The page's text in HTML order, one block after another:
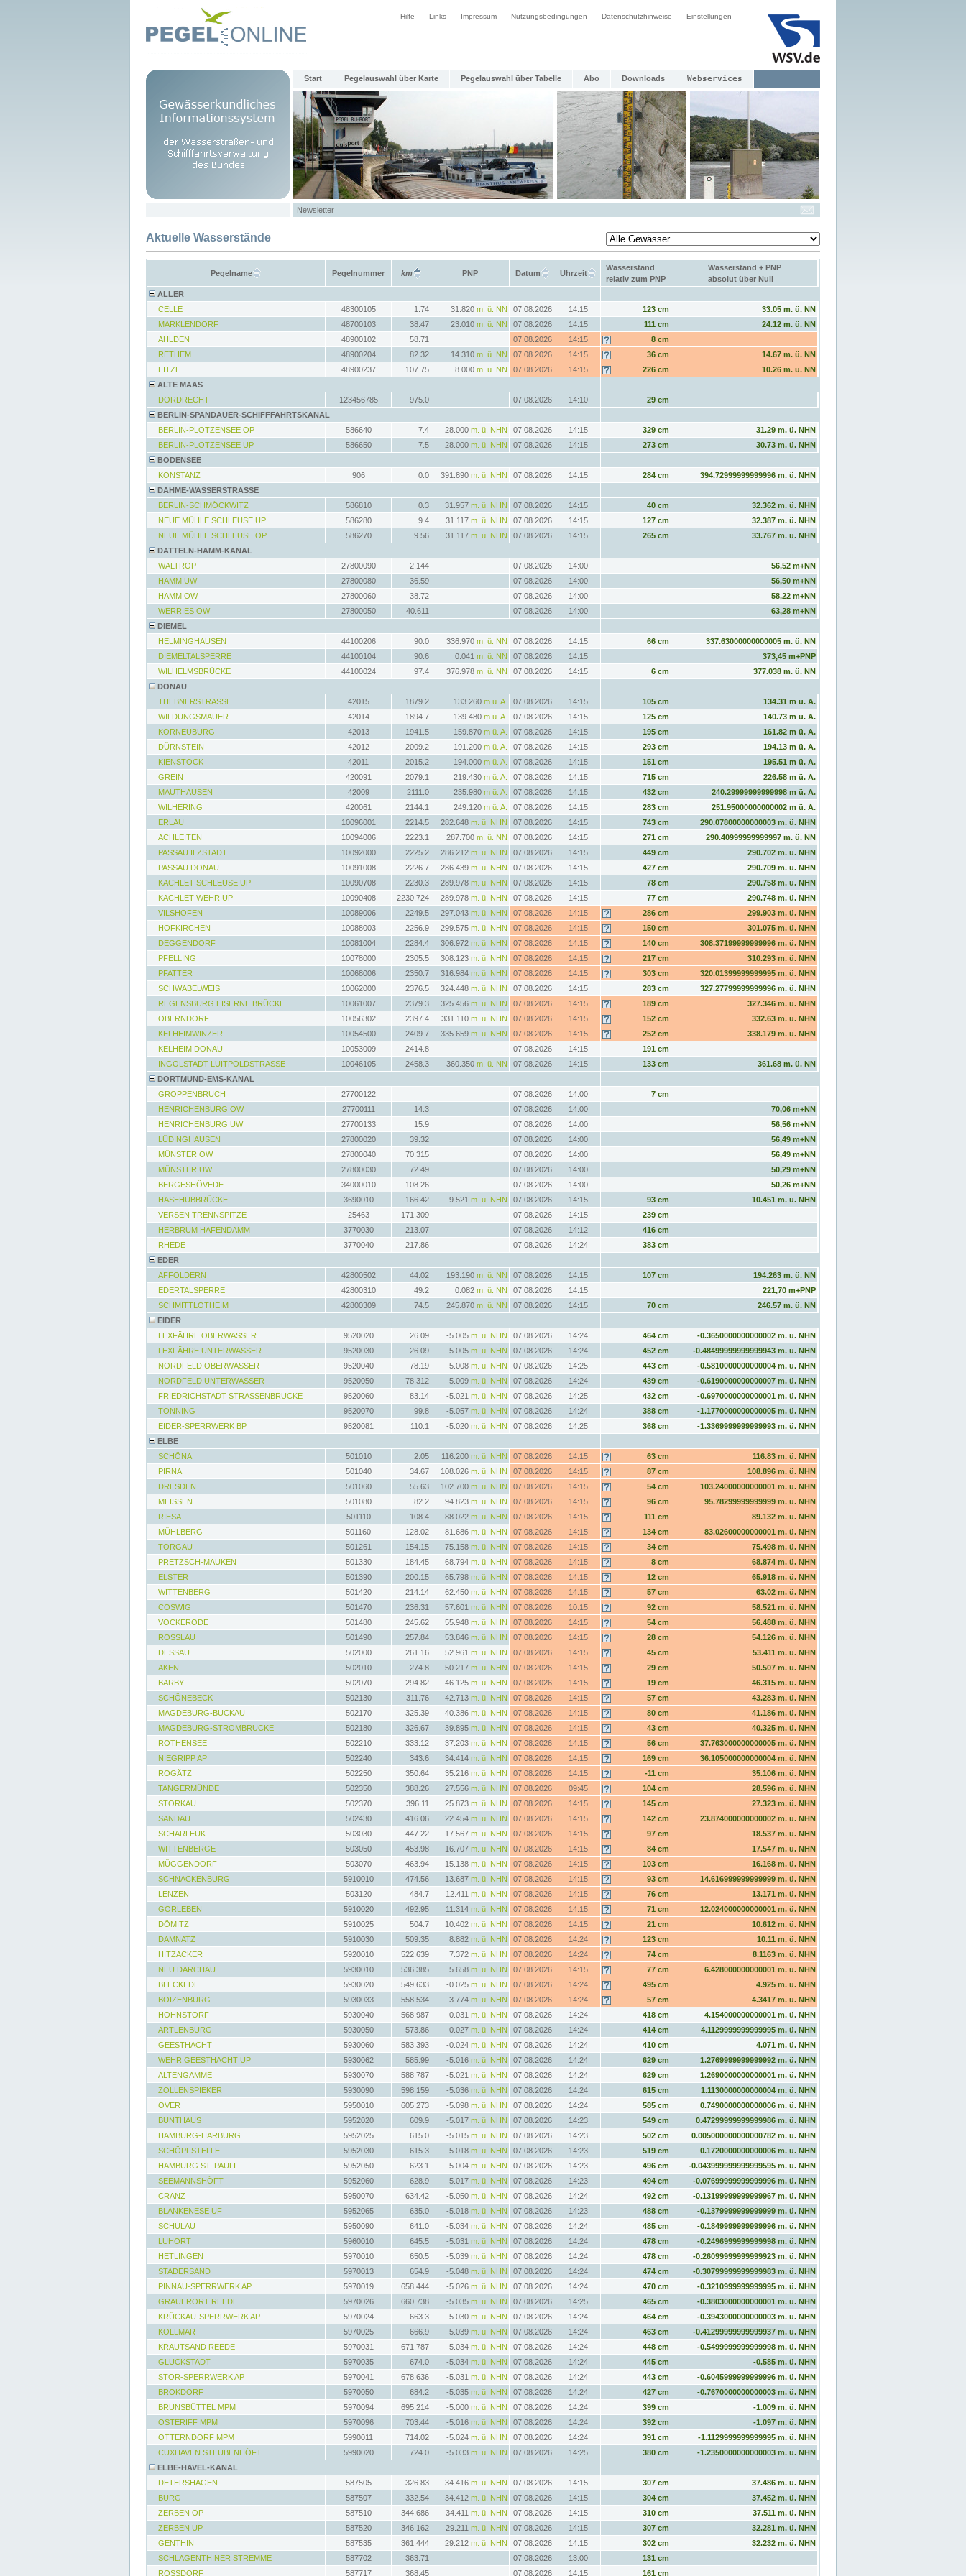
Hilfe Links Impressum Nutzungsbedingungen Datenschutzhinweise Einstellungen
Start Pegelauswahl über Karte Pegelauswahl über Tabelle Abo Downloads Webservices
Newsletter
Aktuelle Wasserstände
Pegelname Pegelnummer km PNP Datum Uhrzeit
Wasserstand
relativ zum PNP
Wasserstand + PNP
absolut über Null
ALLER
CELLE
48300105 1.74 31.820 m. ü. NN 07.08.2026 14:15 123 cm
33.05 m. ü. NN
MARKLENDORF
48700103 38.47 23.010 m. ü. NN 07.08.2026 14:15 111 cm
24.12 m. ü. NN
AHLDEN
48900102 58.71 07.08.2026 14:15
8 cm
RETHEM
48900204 82.32 14.310 m. ü. NN 07.08.2026 14:15 36 cm
14.67 m. ü. NN
EITZE
48900237 107.75 8.000 m. ü. NN 07.08.2026 14:15 226 cm
10.26 m. ü. NN
ALTE MAAS
DORDRECHT
123456785 975.0 07.08.2026 14:10
29 cm
BERLIN-SPANDAUER-SCHIFFFAHRTSKANAL
BERLIN-PLÖTZENSEE OP
586640 7.4 28.000 m. ü. NHN 07.08.2026 14:15 329 cm
31.29 m. ü. NHN
BERLIN-PLÖTZENSEE UP
586650 7.5 28.000 m. ü. NHN 07.08.2026 14:15 273 cm
30.73 m. ü. NHN
BODENSEE
KONSTANZ
906 0.0 391.890 m. ü. NHN 07.08.2026 14:15 284 cm
394.72999999999996 m. ü. NHN
DAHME-WASSERSTRASSE
BERLIN-SCHMÖCKWITZ
586810 0.3 31.957 m. ü. NHN 07.08.2026 14:15 40 cm
32.362 m. ü. NHN
NEUE MÜHLE SCHLEUSE UP
586280 9.4 31.117 m. ü. NHN 07.08.2026 14:15 127 cm
32.387 m. ü. NHN
NEUE MÜHLE SCHLEUSE OP
586270 9.56 31.117 m. ü. NHN 07.08.2026 14:15 265 cm
33.767 m. ü. NHN
DATTELN-HAMM-KANAL
WALTROP
27800090 2.144 07.08.2026 14:00
56,52 m+NN
HAMM UW
27800080 36.59 07.08.2026 14:00
56,50 m+NN
HAMM OW
27800060 38.72 07.08.2026 14:00
58,22 m+NN
WERRIES OW
27800050 40.611 07.08.2026 14:00
63,28 m+NN
DIEMEL
HELMINGHAUSEN
44100206 90.0 336.970 m. ü. NN 07.08.2026 14:15 66 cm
337.63000000000005 m. ü. NN
DIEMELTALSPERRE
44100104 90.6 0.041 m. ü. NN 07.08.2026 14:15
373,45 m+PNP
WILHELMSBRÜCKE
44100024 97.4 376.978 m. ü. NN 07.08.2026 14:15 6 cm
377.038 m. ü. NN
DONAU
THEBNERSTRASSL
42015 1879.2 133.260 m ü. A. 07.08.2026 14:15 105 cm
134.31 m ü. A.
WILDUNGSMAUER
42014 1894.7 139.480 m ü. A. 07.08.2026 14:15 125 cm
140.73 m ü. A.
KORNEUBURG
42013 1941.5 159.870 m ü. A. 07.08.2026 14:15 195 cm
161.82 m ü. A.
DÜRNSTEIN
42012 2009.2 191.200 m ü. A. 07.08.2026 14:15 293 cm
194.13 m ü. A.
KIENSTOCK
42011 2015.2 194.000 m ü. A. 07.08.2026 14:15 151 cm
195.51 m ü. A.
GREIN
420091 2079.1 219.430 m ü. A. 07.08.2026 14:15 715 cm
226.58 m ü. A.
MAUTHAUSEN
42009 2111.0 235.980 m ü. A. 07.08.2026 14:15 432 cm
240.29999999999998 m ü. A.
WILHERING
420061 2144.1 249.120 m ü. A. 07.08.2026 14:15 283 cm
251.95000000000002 m ü. A.
ERLAU
10096001 2214.5 282.648 m. ü. NHN 07.08.2026 14:15 743 cm
290.07800000000003 m. ü. NHN
ACHLEITEN
10094006 2223.1 287.700 m. ü. NN 07.08.2026 14:15 271 cm
290.40999999999997 m. ü. NN
PASSAU ILZSTADT
10092000 2225.2 286.212 m. ü. NHN 07.08.2026 14:15 449 cm
290.702 m. ü. NHN
PASSAU DONAU
10091008 2226.7 286.439 m. ü. NHN 07.08.2026 14:15 427 cm
290.709 m. ü. NHN
KACHLET SCHLEUSE UP
10090708 2230.3 289.978 m. ü. NHN 07.08.2026 14:15 78 cm
290.758 m. ü. NHN
KACHLET WEHR UP
10090408 2230.724 289.978 m. ü. NHN 07.08.2026 14:15 77 cm
290.748 m. ü. NHN
VILSHOFEN
10089006 2249.5 297.043 m. ü. NHN 07.08.2026 14:15 286 cm
299.903 m. ü. NHN
HOFKIRCHEN
10088003 2256.9 299.575 m. ü. NHN 07.08.2026 14:15 150 cm
301.075 m. ü. NHN
DEGGENDORF
10081004 2284.4 306.972 m. ü. NHN 07.08.2026 14:15 140 cm
308.37199999999996 m. ü. NHN
PFELLING
10078000 2305.5 308.123 m. ü. NHN 07.08.2026 14:15 217 cm
310.293 m. ü. NHN
PFATTER
10068006 2350.7 316.984 m. ü. NHN 07.08.2026 14:15 303 cm
320.01399999999995 m. ü. NHN
SCHWABELWEIS
10062000 2376.5 324.448 m. ü. NHN 07.08.2026 14:15 283 cm
327.27799999999996 m. ü. NHN
REGENSBURG EISERNE BRÜCKE
10061007 2379.3 325.456 m. ü. NHN 07.08.2026 14:15 189 cm
327.346 m. ü. NHN
OBERNDORF
10056302 2397.4 331.110 m. ü. NHN 07.08.2026 14:15 152 cm
332.63 m. ü. NHN
KELHEIMWINZER
10054500 2409.7 335.659 m. ü. NHN 07.08.2026 14:15 252 cm
338.179 m. ü. NHN
KELHEIM DONAU
10053009 2414.8 07.08.2026 14:15
191 cm
INGOLSTADT LUITPOLDSTRASSE
10046105 2458.3 360.350 m. ü. NN 07.08.2026 14:15 133 cm
361.68 m. ü. NN
DORTMUND-EMS-KANAL
GROPPENBRUCH
27700122 07.08.2026 14:00
7 cm
HENRICHENBURG OW
27700111 14.3 07.08.2026 14:00
70,06 m+NN
HENRICHENBURG UW
27700133 15.9 07.08.2026 14:00
56,56 m+NN
LÜDINGHAUSEN
27800020 39.32 07.08.2026 14:00
56,49 m+NN
MÜNSTER OW
27800040 70.315 07.08.2026 14:00
56,49 m+NN
MÜNSTER UW
27800030 72.49 07.08.2026 14:00
50,29 m+NN
BERGESHÖVEDE
34000010 108.26 07.08.2026 14:00
50,26 m+NN
HASEHUBBRÜCKE
3690010 166.42 9.521 m. ü. NHN 07.08.2026 14:15 93 cm
10.451 m. ü. NHN
VERSEN TRENNSPITZE
25463 171.309 07.08.2026 14:15
239 cm
HERBRUM HAFENDAMM
3770030 213.07 07.08.2026 14:12
416 cm
RHEDE
3770040 217.86 07.08.2026 14:24
383 cm
EDER
AFFOLDERN
42800502 44.02 193.190 m. ü. NN 07.08.2026 14:15 107 cm
194.263 m. ü. NN
EDERTALSPERRE
42800310 49.2 0.082 m. ü. NN 07.08.2026 14:15
221,70 m+PNP
SCHMITTLOTHEIM
42800309 74.5 245.870 m. ü. NN 07.08.2026 14:15 70 cm
246.57 m. ü. NN
EIDER
LEXFÄHRE OBERWASSER
9520020 26.09 -5.005 m. ü. NHN 07.08.2026 14:24 464 cm
-0.3650000000000002 m. ü. NHN
LEXFÄHRE UNTERWASSER
9520030 26.09 -5.005 m. ü. NHN 07.08.2026 14:24 452 cm
-0.48499999999999943 m. ü. NHN
NORDFELD OBERWASSER
9520040 78.19 -5.008 m. ü. NHN 07.08.2026 14:25 443 cm
-0.5810000000000004 m. ü. NHN
NORDFELD UNTERWASSER
9520050 78.312 -5.009 m. ü. NHN 07.08.2026 14:24 439 cm
-0.6190000000000007 m. ü. NHN
FRIEDRICHSTADT STRASSENBRÜCKE
9520060 83.14 -5.021 m. ü. NHN 07.08.2026 14:25 432 cm
-0.6970000000000001 m. ü. NHN
TÖNNING
9520070 99.8 -5.057 m. ü. NHN 07.08.2026 14:24 388 cm
-1.1770000000000005 m. ü. NHN
EIDER-SPERRWERK BP
9520081 110.1 -5.020 m. ü. NHN 07.08.2026 14:25 368 cm
-1.3369999999999993 m. ü. NHN
ELBE
SCHÖNA
501010 2.05 116.200 m. ü. NHN 07.08.2026 14:15 63 cm
116.83 m. ü. NHN
PIRNA
501040 34.67 108.026 m. ü. NHN 07.08.2026 14:15 87 cm
108.896 m. ü. NHN
DRESDEN
501060 55.63 102.700 m. ü. NHN 07.08.2026 14:15 54 cm
103.24000000000001 m. ü. NHN
MEISSEN
501080 82.2 94.823 m. ü. NHN 07.08.2026 14:15 96 cm
95.78299999999999 m. ü. NHN
RIESA
501110 108.4 88.022 m. ü. NHN 07.08.2026 14:15 111 cm
89.132 m. ü. NHN
MÜHLBERG
501160 128.02 81.686 m. ü. NHN 07.08.2026 14:15 134 cm
83.02600000000001 m. ü. NHN
TORGAU
501261 154.15 75.158 m. ü. NHN 07.08.2026 14:15 34 cm
75.498 m. ü. NHN
PRETZSCH-MAUKEN
501330 184.45 68.794 m. ü. NHN 07.08.2026 14:15 8 cm
68.874 m. ü. NHN
ELSTER
501390 200.15 65.798 m. ü. NHN 07.08.2026 14:15 12 cm
65.918 m. ü. NHN
WITTENBERG
501420 214.14 62.450 m. ü. NHN 07.08.2026 14:15 57 cm
63.02 m. ü. NHN
COSWIG
501470 236.31 57.601 m. ü. NHN 07.08.2026 10:15 92 cm
58.521 m. ü. NHN
VOCKERODE
501480 245.62 55.948 m. ü. NHN 07.08.2026 14:15 54 cm
56.488 m. ü. NHN
ROSSLAU
501490 257.84 53.846 m. ü. NHN 07.08.2026 14:15 28 cm
54.126 m. ü. NHN
DESSAU
502000 261.16 52.961 m. ü. NHN 07.08.2026 14:15 45 cm
53.411 m. ü. NHN
AKEN
502010 274.8 50.217 m. ü. NHN 07.08.2026 14:15 29 cm
50.507 m. ü. NHN
BARBY
502070 294.82 46.125 m. ü. NHN 07.08.2026 14:15 19 cm
46.315 m. ü. NHN
SCHÖNEBECK
502130 311.76 42.713 m. ü. NHN 07.08.2026 14:15 57 cm
43.283 m. ü. NHN
MAGDEBURG-BUCKAU
502170 325.39 40.386 m. ü. NHN 07.08.2026 14:15 80 cm
41.186 m. ü. NHN
MAGDEBURG-STROMBRÜCKE
502180 326.67 39.895 m. ü. NHN 07.08.2026 14:15 43 cm
40.325 m. ü. NHN
ROTHENSEE
502210 333.12 37.203 m. ü. NHN 07.08.2026 14:15 56 cm
37.763000000000005 m. ü. NHN
NIEGRIPP AP
502240 343.6 34.414 m. ü. NHN 07.08.2026 14:15 169 cm
36.105000000000004 m. ü. NHN
ROGÄTZ
502250 350.64 35.216 m. ü. NHN 07.08.2026 14:15 -11 cm
35.106 m. ü. NHN
TANGERMÜNDE
502350 388.26 27.556 m. ü. NHN 07.08.2026 09:45 104 cm
28.596 m. ü. NHN
STORKAU
502370 396.11 25.873 m. ü. NHN 07.08.2026 14:15 145 cm
27.323 m. ü. NHN
SANDAU
502430 416.06 22.454 m. ü. NHN 07.08.2026 14:15 142 cm
23.874000000000002 m. ü. NHN
SCHARLEUK
503030 447.22 17.567 m. ü. NHN 07.08.2026 14:15 97 cm
18.537 m. ü. NHN
WITTENBERGE
503050 453.98 16.707 m. ü. NHN 07.08.2026 14:15 84 cm
17.547 m. ü. NHN
MÜGGENDORF
503070 463.94 15.138 m. ü. NHN 07.08.2026 14:15 103 cm
16.168 m. ü. NHN
SCHNACKENBURG
5910010 474.56 13.687 m. ü. NHN 07.08.2026 14:15 93 cm
14.616999999999999 m. ü. NHN
LENZEN
503120 484.7 12.411 m. ü. NHN 07.08.2026 14:15 76 cm
13.171 m. ü. NHN
GORLEBEN
5910020 492.95 11.314 m. ü. NHN 07.08.2026 14:15 71 cm
12.024000000000001 m. ü. NHN
DÖMITZ
5910025 504.7 10.402 m. ü. NHN 07.08.2026 14:15 21 cm
10.612 m. ü. NHN
DAMNATZ
5910030 509.35 8.882 m. ü. NHN 07.08.2026 14:24 123 cm
10.11 m. ü. NHN
HITZACKER
5920010 522.639 7.372 m. ü. NHN 07.08.2026 14:24 74 cm
8.1163 m. ü. NHN
NEU DARCHAU
5930010 536.385 5.658 m. ü. NHN 07.08.2026 14:15 77 cm
6.428000000000001 m. ü. NHN
BLECKEDE
5930020 549.633 -0.025 m. ü. NHN 07.08.2026 14:24 495 cm
4.925 m. ü. NHN
BOIZENBURG
5930033 558.534 3.774 m. ü. NHN 07.08.2026 14:24 57 cm
4.3417 m. ü. NHN
HOHNSTORF
5930040 568.987 -0.031 m. ü. NHN 07.08.2026 14:24 418 cm
4.154000000000001 m. ü. NHN
ARTLENBURG
5930050 573.86 -0.027 m. ü. NHN 07.08.2026 14:24 414 cm
4.1129999999999995 m. ü. NHN
GEESTHACHT
5930060 583.393 -0.024 m. ü. NHN 07.08.2026 14:24 410 cm
4.071 m. ü. NHN
WEHR GEESTHACHT UP
5930062 585.99 -5.016 m. ü. NHN 07.08.2026 14:24 629 cm
1.2769999999999992 m. ü. NHN
ALTENGAMME
5930070 588.787 -5.021 m. ü. NHN 07.08.2026 14:24 629 cm
1.2690000000000001 m. ü. NHN
ZOLLENSPIEKER
5930090 598.159 -5.036 m. ü. NHN 07.08.2026 14:24 615 cm
1.1130000000000004 m. ü. NHN
OVER
5950010 605.273 -5.098 m. ü. NHN 07.08.2026 14:24 585 cm
0.7490000000000006 m. ü. NHN
BUNTHAUS
5952020 609.9 -5.017 m. ü. NHN 07.08.2026 14:23 549 cm
0.47299999999999986 m. ü. NHN
HAMBURG-HARBURG
5952025 615.0 -5.015 m. ü. NHN 07.08.2026 14:23 502 cm
0.005000000000000782 m. ü. NHN
SCHÖPFSTELLE
5952030 615.3 -5.018 m. ü. NHN 07.08.2026 14:23 519 cm
0.1720000000000006 m. ü. NHN
HAMBURG ST. PAULI
5952050 623.1 -5.004 m. ü. NHN 07.08.2026 14:23 496 cm
-0.043999999999999595 m. ü. NHN
SEEMANNSHÖFT
5952060 628.9 -5.017 m. ü. NHN 07.08.2026 14:23 494 cm
-0.07699999999999996 m. ü. NHN
CRANZ
5950070 634.42 -5.050 m. ü. NHN 07.08.2026 14:24 492 cm
-0.13199999999999967 m. ü. NHN
BLANKENESE UF
5952065 635.0 -5.018 m. ü. NHN 07.08.2026 14:23 488 cm
-0.1379999999999999 m. ü. NHN
SCHULAU
5950090 641.0 -5.034 m. ü. NHN 07.08.2026 14:24 485 cm
-0.1849999999999996 m. ü. NHN
LÜHORT
5960010 645.5 -5.031 m. ü. NHN 07.08.2026 14:24 478 cm
-0.2496999999999998 m. ü. NHN
HETLINGEN
5970010 650.5 -5.039 m. ü. NHN 07.08.2026 14:24 478 cm
-0.26099999999999923 m. ü. NHN
STADERSAND
5970013 654.9 -5.048 m. ü. NHN 07.08.2026 14:24 474 cm
-0.30799999999999983 m. ü. NHN
PINNAU-SPERRWERK AP
5970019 658.444 -5.026 m. ü. NHN 07.08.2026 14:24 470 cm
-0.3210999999999995 m. ü. NHN
GRAUERORT REEDE
5970026 660.738 -5.035 m. ü. NHN 07.08.2026 14:25 465 cm
-0.3803000000000001 m. ü. NHN
KRÜCKAU-SPERRWERK AP
5970024 663.3 -5.030 m. ü. NHN 07.08.2026 14:24 464 cm
-0.3943000000000003 m. ü. NHN
KOLLMAR
5970025 666.9 -5.039 m. ü. NHN 07.08.2026 14:24 463 cm
-0.41299999999999937 m. ü. NHN
KRAUTSAND REEDE
5970031 671.787 -5.034 m. ü. NHN 07.08.2026 14:24 448 cm
-0.5499999999999998 m. ü. NHN
GLÜCKSTADT
5970035 674.0 -5.034 m. ü. NHN 07.08.2026 14:24 445 cm
-0.585 m. ü. NHN
STÖR-SPERRWERK AP
5970041 678.636 -5.031 m. ü. NHN 07.08.2026 14:24 443 cm
-0.6045999999999996 m. ü. NHN
BROKDORF
5970050 684.2 -5.035 m. ü. NHN 07.08.2026 14:24 427 cm
-0.7670000000000003 m. ü. NHN
BRUNSBÜTTEL MPM
5970094 695.214 -5.000 m. ü. NHN 07.08.2026 14:24 399 cm
-1.009 m. ü. NHN
OSTERIFF MPM
5970096 703.44 -5.016 m. ü. NHN 07.08.2026 14:24 392 cm
-1.097 m. ü. NHN
OTTERNDORF MPM
5990011 714.02 -5.024 m. ü. NHN 07.08.2026 14:24 391 cm
-1.1129999999999995 m. ü. NHN
CUXHAVEN STEUBENHÖFT
5990020 724.0 -5.033 m. ü. NHN 07.08.2026 14:25 380 cm
-1.2350000000000003 m. ü. NHN
ELBE-HAVEL-KANAL
DETERSHAGEN
587505 326.83 34.416 m. ü. NHN 07.08.2026 14:15 307 cm
37.486 m. ü. NHN
BURG
587507 332.54 34.412 m. ü. NHN 07.08.2026 14:15 304 cm
37.452 m. ü. NHN
ZERBEN OP
587510 344.686 34.411 m. ü. NHN 07.08.2026 14:15 310 cm
37.511 m. ü. NHN
ZERBEN UP
587520 346.162 29.211 m. ü. NHN 07.08.2026 14:15 307 cm
32.281 m. ü. NHN
GENTHIN
587535 361.444 29.212 m. ü. NHN 07.08.2026 14:15 302 cm
32.232 m. ü. NHN
SCHLAGENTHINER STREMME
587702 363.71 07.08.2026 13:00
131 cm
ROSSDORF
587717 368.45 07.08.2026 14:15 161 cm